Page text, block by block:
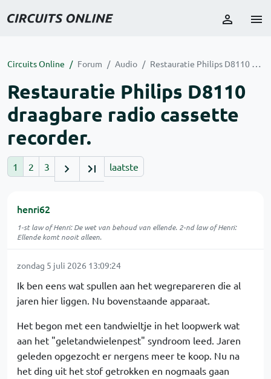
Circuits Online Forum Audio Restauratie Philips D8110 draagbare radio cassette recorder.
Restauratie Philips D8110
draagbare radio cassette
recorder.
1 2 3 laatste
henri62
1-st law of Henri: De wet van behoud van ellende. 2-nd law of Henri:
Ellende komt nooit alleen.
zondag 5 juli 2026 13:09:24
Ik ben eens wat spullen aan het wegrepareren die al
jaren hier liggen. Nu bovenstaande apparaat.
Het begon met een tandwieltje in het loopwerk wat
aan het "geletandwielenpest" syndroom leed. Jaren
geleden opgezocht er nergens meer te koop. Nu na
het ding uit het stof getrokken en nogmaals gaan